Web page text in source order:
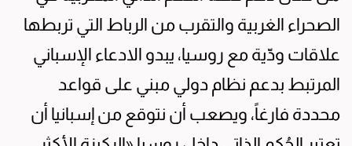
الصحراء الغربية والتقرب من الرباط التي تربطها
علاقات ودّية مع روسيا، يبدو الادعاء الإسباني
المرتبط بدعم نظام دولي مبني على قواعد
محددة فارغاً، ويصعب أن نتوقع من إسبانيا أن